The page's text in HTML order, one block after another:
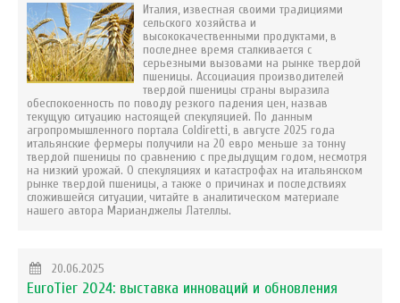
Италия, известная своими традициями
сельского хозяйства и
высококачественными продуктами, в
последнее время сталкивается с
серьезными вызовами на рынке твердой
пшеницы. Ассоциация производителей
твердой пшеницы страны выразила
обеспокоенность по поводу резкого падения цен, назвав
текущую ситуацию настоящей спекуляцией. По данным
агропромышленного портала Coldiretti, в августе 2025 года
итальянские фермеры получили на 20 евро меньше за тонну
твердой пшеницы по сравнению с предыдущим годом, несмотря
на низкий урожай. О спекуляциях и катастрофах на итальянском
рынке твердой пшеницы, а также о причинах и последствиях
сложившейся ситуации, читайте в аналитическом материале
нашего автора Марианджелы Лателлы.
20.06.2025
EuroTier 2024: выставка инноваций и обновления